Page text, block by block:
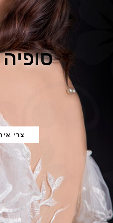
סופיה
צרי